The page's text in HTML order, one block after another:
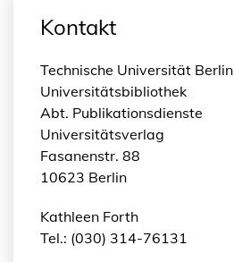
Kontakt
Technische Universität Berlin
Universitätsbibliothek
Abt. Publikationsdienste
Universitätsverlag
Fasanenstr. 88
10623 Berlin
Kathleen Forth
Tel.: (030) 314-76131